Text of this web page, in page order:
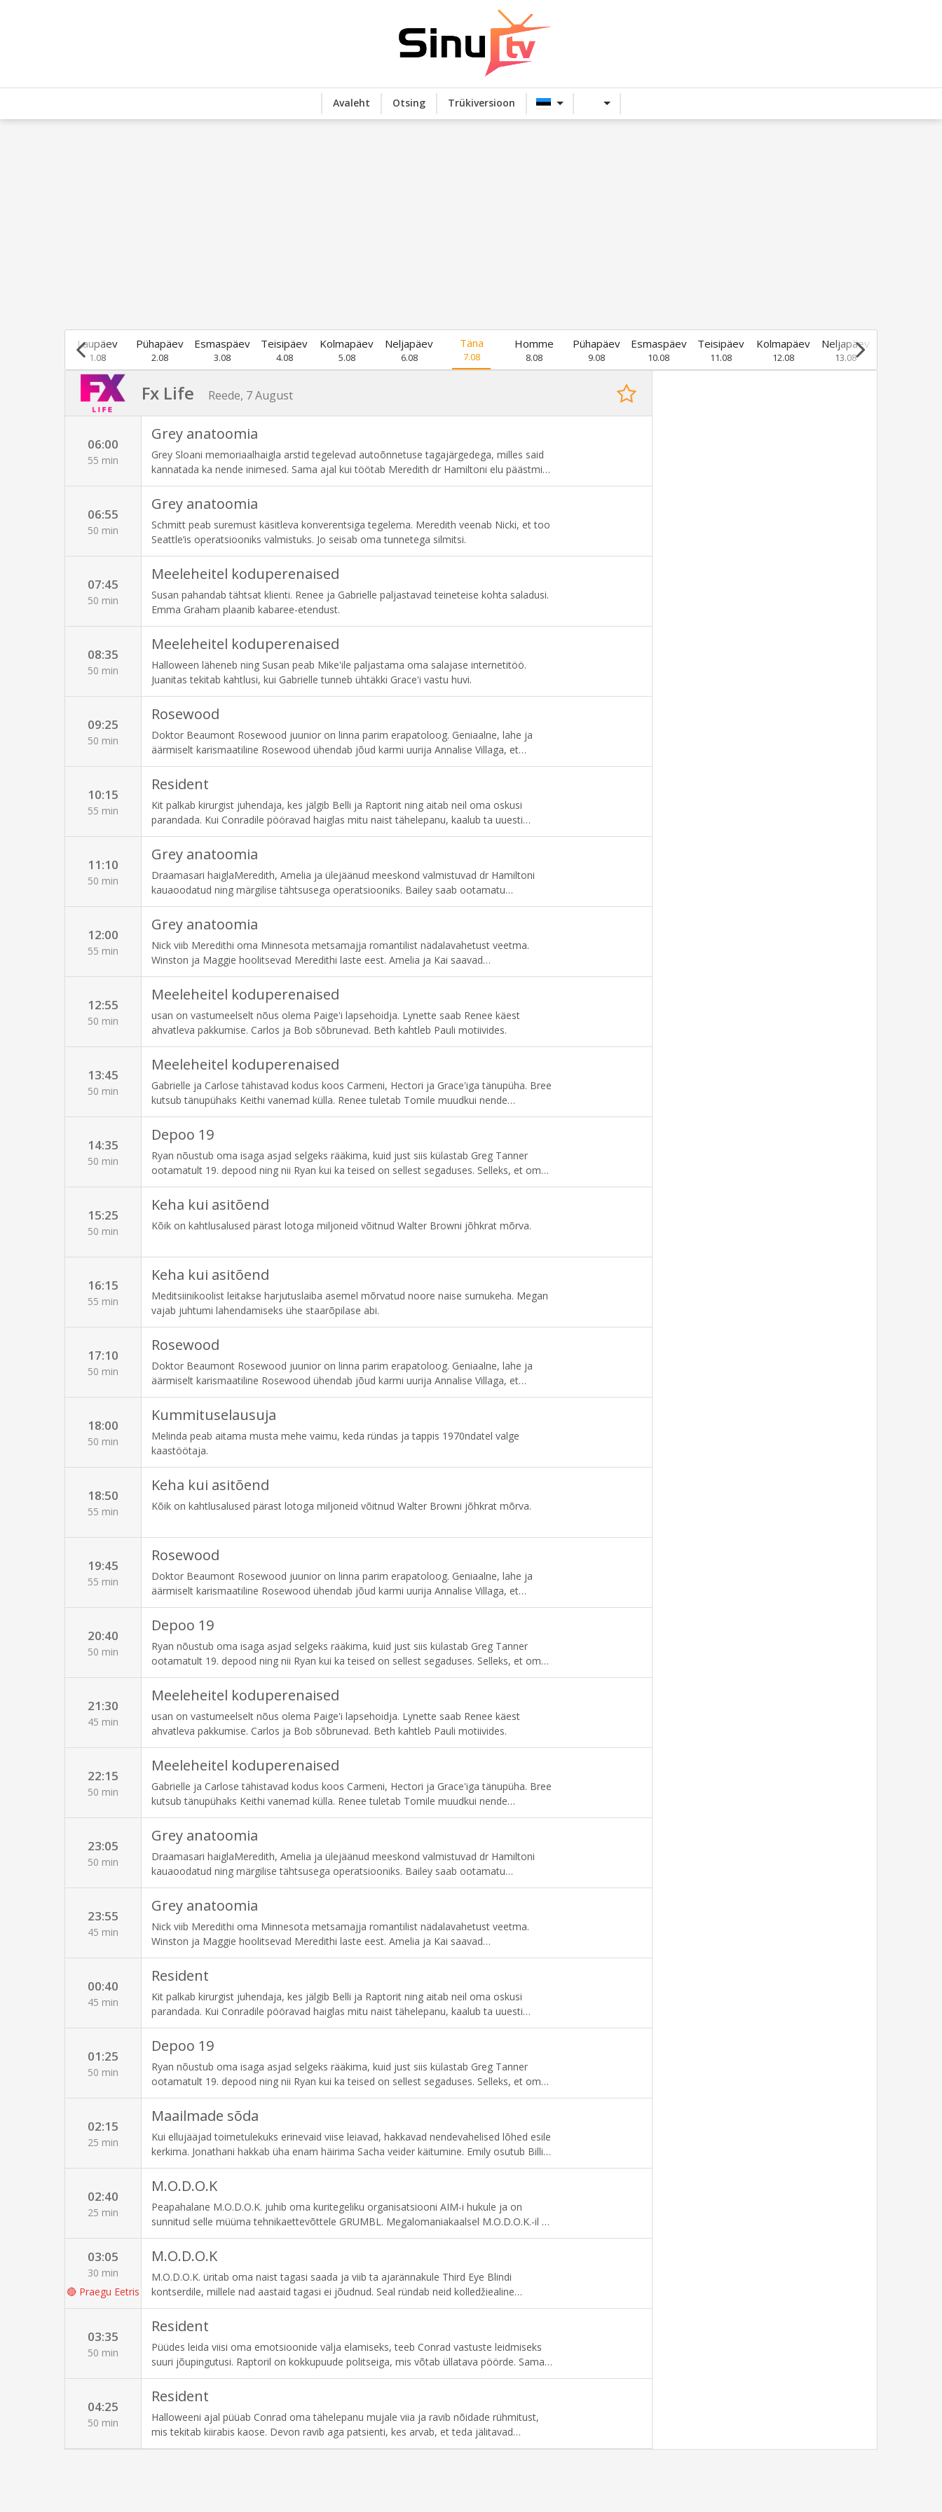
Avaleht Otsing Trükiversioon
Laupäev
1.08
Pühapäev
2.08
Esmaspäev
3.08
Teisipäev
4.08
Kolmapäev
5.08
Neljapäev
6.08
Täna
7.08
Homme
8.08
Pühapäev
9.08
Esmaspäev
10.08
Teisipäev
11.08
Kolmapäev
12.08
Neljapäev
13.08
Fx Life Reede, 7 August
06:00
55 min
Grey anatoomia
Grey Sloani memoriaalhaigla arstid tegelevad autoõnnetuse tagajärgedega, milles said
kannatada ka nende inimesed. Sama ajal kui töötab Meredith dr Hamiltoni elu päästmise
nimel. Levi on oma viimasest kaotusest tõsiselt mõjutatud ning Bailey on sunnitud
Webberi meetodi üle uuesti järele mõtlema. Link otsustab Ameliaga silmitsi seista, olles
teda kellegi uuega näinud.
06:55
50 min
Grey anatoomia
Schmitt peab suremust käsitleva konverentsiga tegelema. Meredith veenab Nicki, et too
Seattle’is operatsiooniks valmistuks. Jo seisab oma tunnetega silmitsi.
07:45
50 min
Meeleheitel koduperenaised
Susan pahandab tähtsat klienti. Renee ja Gabrielle paljastavad teineteise kohta saladusi.
Emma Graham plaanib kabaree-etendust.
08:35
50 min
Meeleheitel koduperenaised
Halloween läheneb ning Susan peab Mike'ile paljastama oma salajase internetitöö.
Juanitas tekitab kahtlusi, kui Gabrielle tunneb ühtäkki Grace'i vastu huvi.
09:25
50 min
Rosewood
Doktor Beaumont Rosewood juunior on linna parim erapatoloog. Geniaalne, lahe ja
äärmiselt karismaatiline Rosewood ühendab jõud karmi uurija Annalise Villaga, et
paljastada niidiotsad, mida keegi teine ei näe, ja aidata Miami politseil kõige raskemaid
juhtumeid lahendada.
10:15
55 min
Resident
Kit palkab kirurgist juhendaja, kes jälgib Belli ja Raptorit ning aitab neil oma oskusi
parandada. Kui Conradile pööravad haiglas mitu naist tähelepanu, kaalub ta uuesti
kohtamistel käima hakkamist. Samal ajal tegeleb Devon eaka paariga.
11:10
50 min
Grey anatoomia
Draamasari haiglaMeredith, Amelia ja ülejäänud meeskond valmistuvad dr Hamiltoni
kauaoodatud ning märgilise tähtsusega operatsiooniks. Bailey saab ootamatu
pakkumise. Owen on oma kannatamatuse tõttu taastusravis keeruline patsient. Link
peab sekkuma. Minnesotas leiab Nick võimaluse maksasiirdamise ajal teistele teadmisi
jagada. st, kus pingeline arstiks õppimine segub kirevate elusaatustega nii patsientide kui
arstide seas.
12:00
55 min
Grey anatoomia
Nick viib Meredithi oma Minnesota metsamajja romantilist nädalavahetust veetma.
Winston ja Maggie hoolitsevad Meredithi laste eest. Amelia ja Kai saavad
lähedasemateks.
12:55
50 min
Meeleheitel koduperenaised
usan on vastumeelselt nõus olema Paige'i lapsehoidja. Lynette saab Renee käest
ahvatleva pakkumise. Carlos ja Bob sõbrunevad. Beth kahtleb Pauli motiivides.
13:45
50 min
Meeleheitel koduperenaised
Gabrielle ja Carlose tähistavad kodus koos Carmeni, Hectori ja Grace'iga tänupüha. Bree
kutsub tänupühaks Keithi vanemad külla. Renee tuletab Tomile muudkui nende
minevikku meelde. Beth üritab saada rohkem infot Pauli vanade pahategude kohta.
14:35
50 min
Depoo 19
Ryan nõustub oma isaga asjad selgeks rääkima, kuid just siis külastab Greg Tanner
ootamatult 19. depood ning nii Ryan kui ka teised on sellest segaduses. Selleks, et oma
meeskonnaga ühtsust tunda, küsib kapten Sullivan abi ootamatust allikast.
15:25
50 min
Keha kui asitõend
Kõik on kahtlusalused pärast lotoga miljoneid võitnud Walter Browni jõhkrat mõrva.
16:15
55 min
Keha kui asitõend
Meditsiinikoolist leitakse harjutuslaiba asemel mõrvatud noore naise surnukeha. Megan
vajab juhtumi lahendamiseks ühe staarõpilase abi.
17:10
50 min
Rosewood
Doktor Beaumont Rosewood juunior on linna parim erapatoloog. Geniaalne, lahe ja
äärmiselt karismaatiline Rosewood ühendab jõud karmi uurija Annalise Villaga, et
paljastada niidiotsad, mida keegi teine ei näe, ja aidata Miami politseil kõige raskemaid
juhtumeid lahendada.
18:00
50 min
Kummituselausuja
Melinda peab aitama musta mehe vaimu, keda ründas ja tappis 1970ndatel valge
kaastöötaja.
18:50
55 min
Keha kui asitõend
Kõik on kahtlusalused pärast lotoga miljoneid võitnud Walter Browni jõhkrat mõrva.
19:45
55 min
Rosewood
Doktor Beaumont Rosewood juunior on linna parim erapatoloog. Geniaalne, lahe ja
äärmiselt karismaatiline Rosewood ühendab jõud karmi uurija Annalise Villaga, et
paljastada niidiotsad, mida keegi teine ei näe, ja aidata Miami politseil kõige raskemaid
juhtumeid lahendada.
20:40
50 min
Depoo 19
Ryan nõustub oma isaga asjad selgeks rääkima, kuid just siis külastab Greg Tanner
ootamatult 19. depood ning nii Ryan kui ka teised on sellest segaduses. Selleks, et oma
meeskonnaga ühtsust tunda, küsib kapten Sullivan abi ootamatust allikast.
21:30
45 min
Meeleheitel koduperenaised
usan on vastumeelselt nõus olema Paige'i lapsehoidja. Lynette saab Renee käest
ahvatleva pakkumise. Carlos ja Bob sõbrunevad. Beth kahtleb Pauli motiivides.
22:15
50 min
Meeleheitel koduperenaised
Gabrielle ja Carlose tähistavad kodus koos Carmeni, Hectori ja Grace'iga tänupüha. Bree
kutsub tänupühaks Keithi vanemad külla. Renee tuletab Tomile muudkui nende
minevikku meelde. Beth üritab saada rohkem infot Pauli vanade pahategude kohta.
23:05
50 min
Grey anatoomia
Draamasari haiglaMeredith, Amelia ja ülejäänud meeskond valmistuvad dr Hamiltoni
kauaoodatud ning märgilise tähtsusega operatsiooniks. Bailey saab ootamatu
pakkumise. Owen on oma kannatamatuse tõttu taastusravis keeruline patsient. Link
peab sekkuma. Minnesotas leiab Nick võimaluse maksasiirdamise ajal teistele teadmisi
jagada. st, kus pingeline arstiks õppimine segub kirevate elusaatustega nii patsientide kui
arstide seas.
23:55
45 min
Grey anatoomia
Nick viib Meredithi oma Minnesota metsamajja romantilist nädalavahetust veetma.
Winston ja Maggie hoolitsevad Meredithi laste eest. Amelia ja Kai saavad
lähedasemateks.
00:40
45 min
Resident
Kit palkab kirurgist juhendaja, kes jälgib Belli ja Raptorit ning aitab neil oma oskusi
parandada. Kui Conradile pööravad haiglas mitu naist tähelepanu, kaalub ta uuesti
kohtamistel käima hakkamist. Samal ajal tegeleb Devon eaka paariga.
01:25
50 min
Depoo 19
Ryan nõustub oma isaga asjad selgeks rääkima, kuid just siis külastab Greg Tanner
ootamatult 19. depood ning nii Ryan kui ka teised on sellest segaduses. Selleks, et oma
meeskonnaga ühtsust tunda, küsib kapten Sullivan abi ootamatust allikast.
02:15
25 min
Maailmade sõda
Kui ellujääjad toimetulekuks erinevaid viise leiavad, hakkavad nendevahelised lõhed esile
kerkima. Jonathani hakkab üha enam häirima Sacha veider käitumine. Emily osutub Billi
jaoks põnevaks mõistatuseks. Mokrani on jahmunud, et tema mehed tunnevad
kättemaksuvõimalusest rõõmu.
02:40
25 min
M.O.D.O.K
Peapahalane M.O.D.O.K. juhib oma kuritegeliku organisatsiooni AIM-i hukule ja on
sunnitud selle müüma tehnikaettevõttele GRUMBL. Megalomaniakaalsel M.O.D.O.K.-il on
raskusi AIM-i üle kontrolli tagasi saamisega ja ta riskib veelgi olulisema – oma pere –
kaotamisega.
03:05
30 min
🔴 Praegu Eetris
M.O.D.O.K
M.O.D.O.K. üritab oma naist tagasi saada ja viib ta ajarännakule Third Eye Blindi
kontserdile, millele nad aastaid tagasi ei jõudnud. Seal ründab neid kolledžiealine
M.O.D.O.K., kes varastab nende ajamasina ja jätab nad minevikku lõksu.
03:35
50 min
Resident
Püüdes leida viisi oma emotsioonide välja elamiseks, teeb Conrad vastuste leidmiseks
suuri jõupingutusi. Raptoril on kokkupuude politseiga, mis võtab üllatava pöörde. Samal
ajal hakkab Leela märkama Belli mentoriks olnud kirurgi probleemsust.
04:25
50 min
Resident
Halloweeni ajal püüab Conrad oma tähelepanu mujale viia ja ravib nõidade rühmitust,
mis tekitab kiirabis kaose. Devon ravib aga patsienti, kes arvab, et teda jälitavad
kummitused. Puhkuselt naasev Bell võtab oma autosse hääletaja, kes pole see, kellena